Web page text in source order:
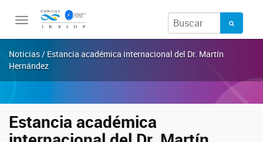
Toggle
Noticias / Estancia académica internacional del Dr. Martín
Hernández
Estancia académica